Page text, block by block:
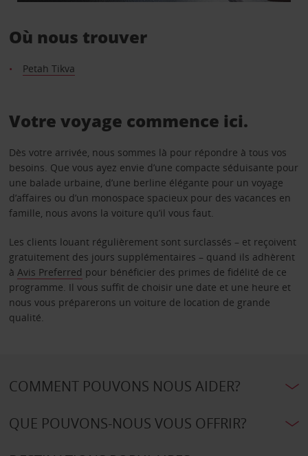
Où nous trouver
Petah Tikva
Votre voyage commence ici.
Dès votre arrivée, nous sommes là pour répondre à tous vos
besoins. Que vous ayez envie d’une compacte séduisante pour
une balade urbaine, d’une berline élégante pour un voyage
d’affaires ou d’un monospace spacieux pour des vacances en
famille, nous avons la voiture qu’il vous faut.
Les clients louant régulièrement sont surclassés – et reçoivent
gratuitement des jours supplémentaires – quand ils adhèrent
à Avis Preferred pour bénéficier des primes de fidélité de ce
programme. Il vous suffit de choisir une date et une heure et
nous vous préparerons un voiture de location de grande
qualité.
COMMENT POUVONS NOUS AIDER?
QUE POUVONS-NOUS VOUS OFFRIR?